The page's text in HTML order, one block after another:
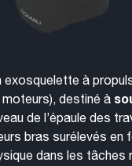
exosquelette à
destiné à
de l’épaule des
bras surélevés en
dans les tâches